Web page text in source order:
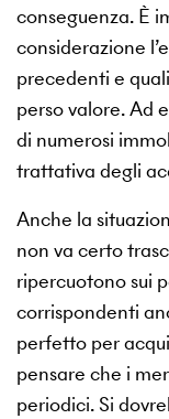
conseguenza. È
considerazione
precedenti e
perso valore. Ad
di numerosi
trattativa degli
Anche la
non va certo
ripercuotono sui
corrispondenti
perfetto per
pensare che i
periodici. Si